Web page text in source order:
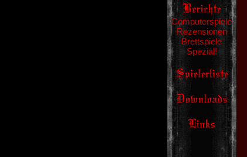
Computerspiele
Rezensionen
Brettspiele
Spezial!